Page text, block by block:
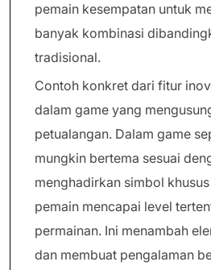
pemain kesempatan untuk
banyak kombinasi
tradisional.
Contoh konkret dari fitur
dalam game yang
petualangan. Dalam game
mungkin bertema sesuai
menghadirkan simbol
pemain mencapai level
permainan. Ini menambah
dan membuat pengalaman